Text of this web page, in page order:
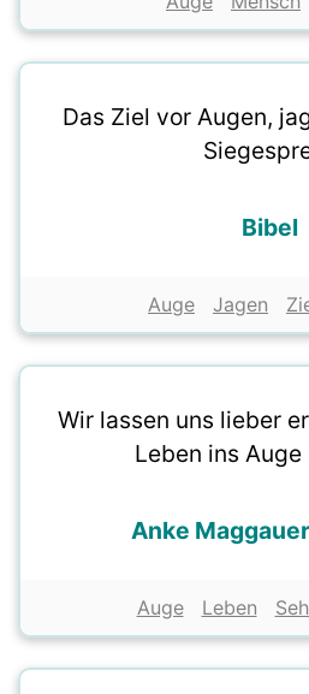
Das Ziel vor Augen,
Bibel
Auge Jagen
Wir lassen uns lieber
Leben ins Auge
Anke
Auge Leben